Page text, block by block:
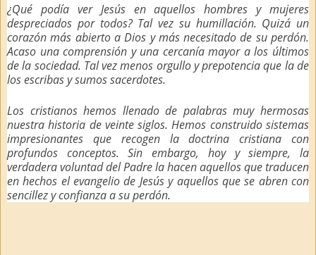
¿Qué podía ver Jesús en aquellos hombres y mujeres
despreciados por todos? Tal vez su humillación. Quizá un
corazón más abierto a Dios y más necesitado de su perdón.
Acaso una comprensión y una cercanía mayor a los últimos
de la sociedad. Tal vez menos orgullo y prepotencia que la de
los escribas y sumos sacerdotes.
Los cristianos hemos llenado de palabras muy hermosas
nuestra historia de veinte siglos. Hemos construido sistemas
impresionantes que recogen la doctrina cristiana con
profundos conceptos. Sin embargo, hoy y siempre, la
verdadera voluntad del Padre la hacen aquellos que traducen
en hechos el evangelio de Jesús y aquellos que se abren con
sencillez y confianza a su perdón.